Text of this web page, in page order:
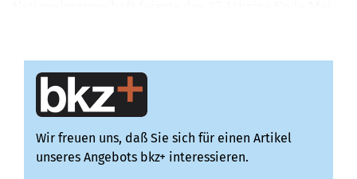
Wir freuen uns, daß Sie sich für einen Artikel
unseres Angebots bkz+ interessieren.